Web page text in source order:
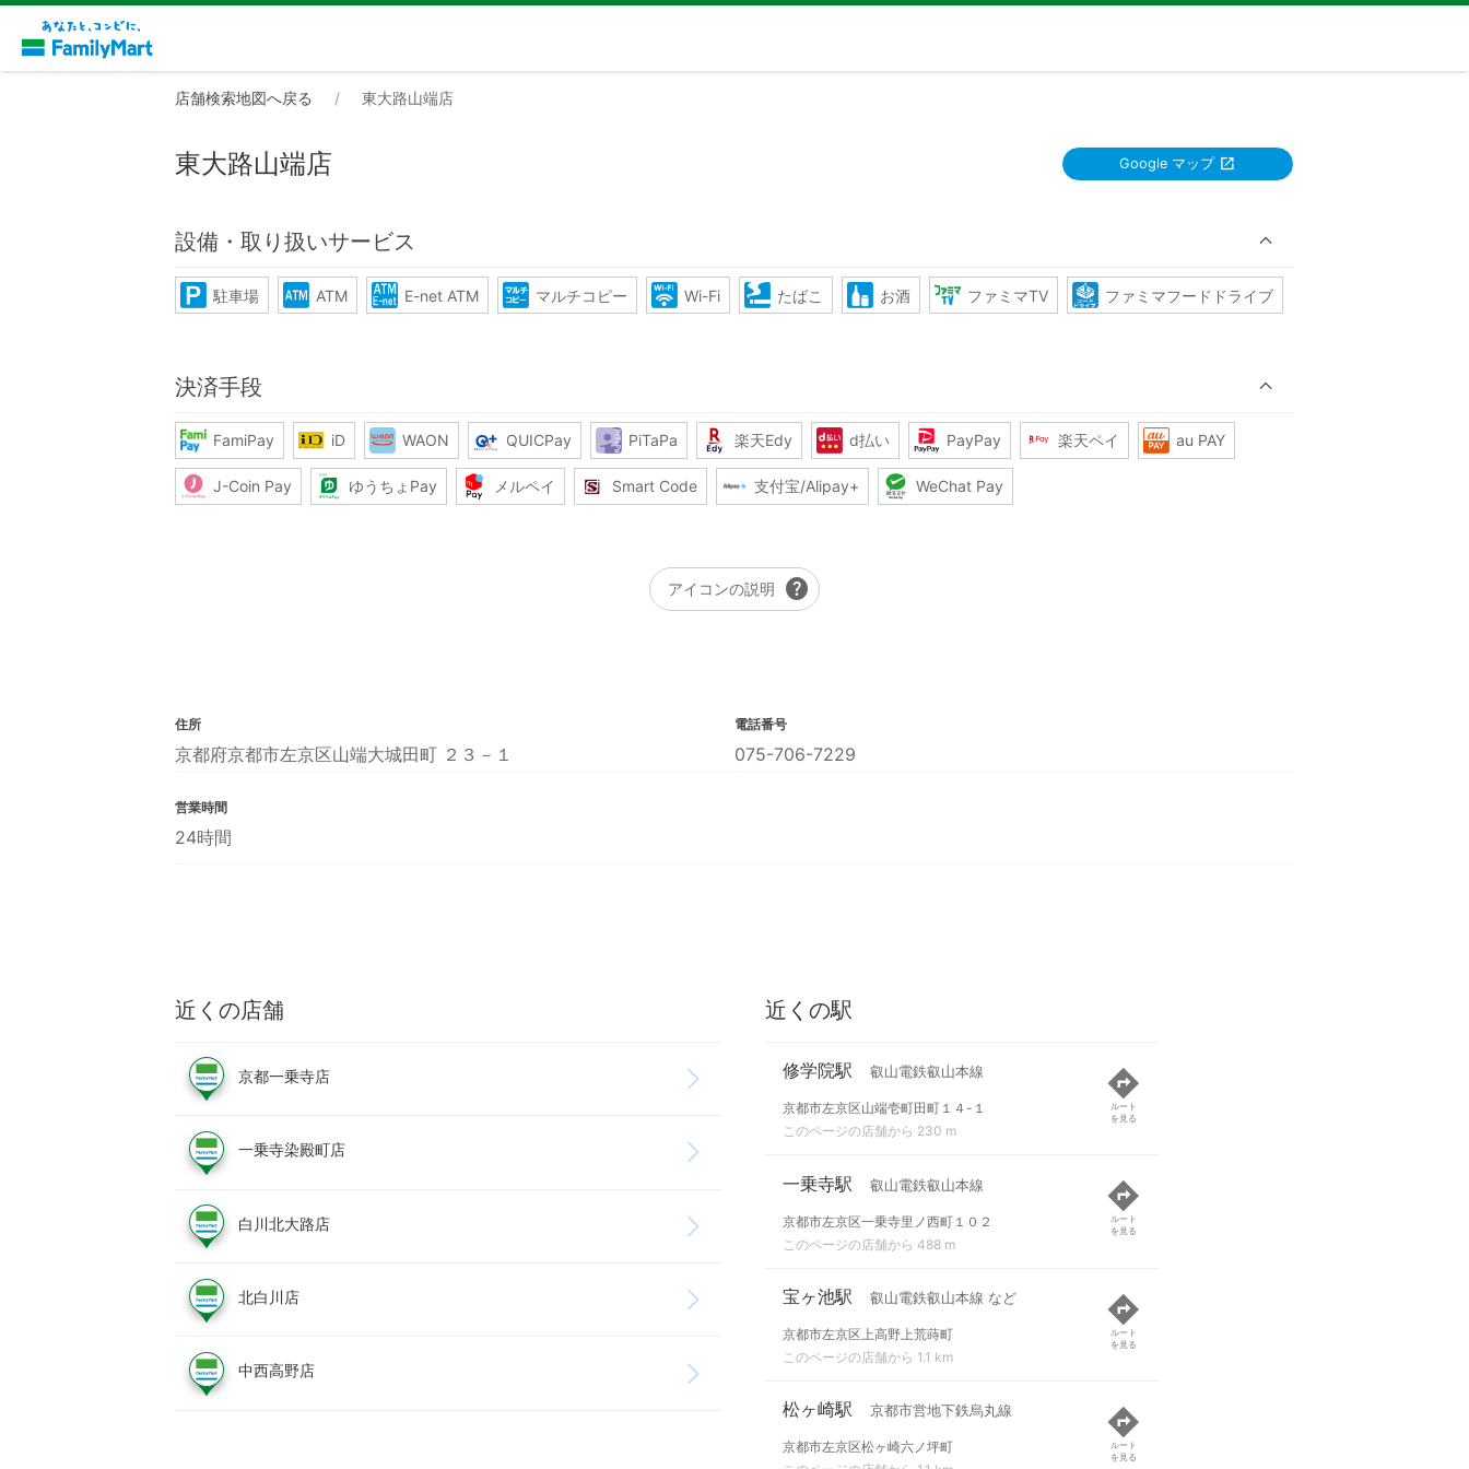
店舗検索地図へ戻る 東大路山端店
東大路山端店 Google マップ
設備・取り扱いサービス
駐車場 ATM E-net ATM マルチコピー Wi-Fi たばこ お酒 ファミマTV ファミマフードドライブ
決済手段
FamiPay iD WAON QUICPay PiTaPa 楽天Edy d払い PayPay 楽天ペイ au PAY
J-Coin Pay ゆうちょPay メルペイ Smart Code 支付宝/Alipay+ WeChat Pay
アイコンの説明 help
住所
京都府京都市左京区山端大城田町 ２３－１
電話番号
075-706-7229
営業時間
24時間
近くの店舗
京都一乗寺店
一乗寺染殿町店
白川北大路店
北白川店
中西高野店
近くの駅
修学院駅 叡山電鉄叡山本線
京都市左京区山端壱町田町１４-１
このページの店舗から 230 m
ルート
を見る
一乗寺駅 叡山電鉄叡山本線
京都市左京区一乗寺里ノ西町１０２
このページの店舗から 488 m
ルート
を見る
宝ヶ池駅 叡山電鉄叡山本線 など
京都市左京区上高野上荒蒔町
このページの店舗から 1.1 km
ルート
を見る
松ヶ崎駅 京都市営地下鉄烏丸線
京都市左京区松ヶ崎六ノ坪町
ルート
を見る